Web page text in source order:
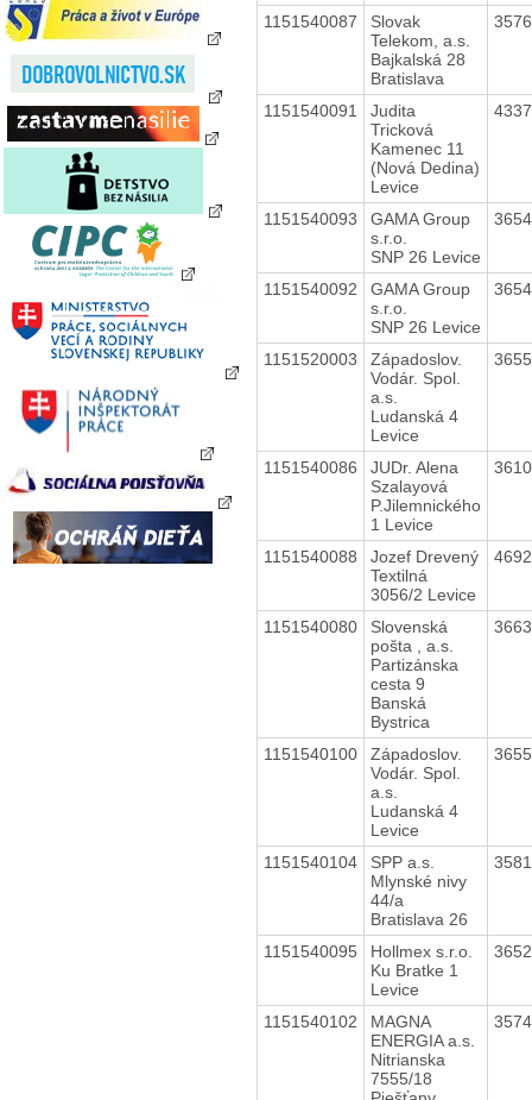
1151540087
Slovak
Telekom, a.s.
Bajkalská 28
Bratislava
1151540091
Judita
Tricková
Kamenec 11
(Nová Dedina)
Levice
1151540093
GAMA Group
s.r.o.
SNP 26 Levice
1151540092
GAMA Group
s.r.o.
SNP 26 Levice
1151520003
Západoslov.
Vodár. Spol.
a.s.
Ludanská 4
Levice
1151540086
JUDr. Alena
Szalayová
P.Jilemnického
1 Levice
1151540088
Jozef Drevený
Textilná
3056/2 Levice
1151540080
Slovenská
pošta , a.s.
Partizánska
cesta 9
Banská
Bystrica
1151540100
Západoslov.
Vodár. Spol.
a.s.
Ludanská 4
Levice
1151540104
SPP a.s.
Mlynské nivy
44/a
Bratislava 26
1151540095
Hollmex s.r.o.
Ku Bratke 1
Levice
1151540102
MAGNA
ENERGIA a.s.
Nitrianska
7555/18